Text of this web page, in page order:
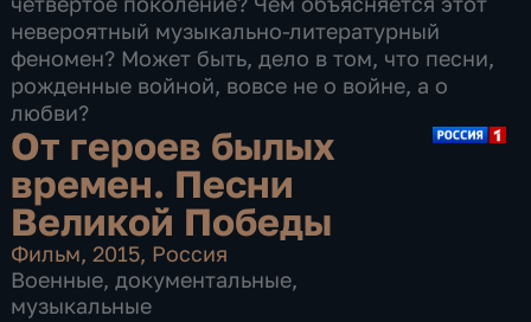
невероятный музыкально-литературный
феномен? Может быть, дело в том, что песни,
рожденные войной, вовсе не о войне, а о
любви?
От героев былых
времен. Песни
Великой Победы
Фильм, 2015, Россия
Военные,документальные,
музыкальные